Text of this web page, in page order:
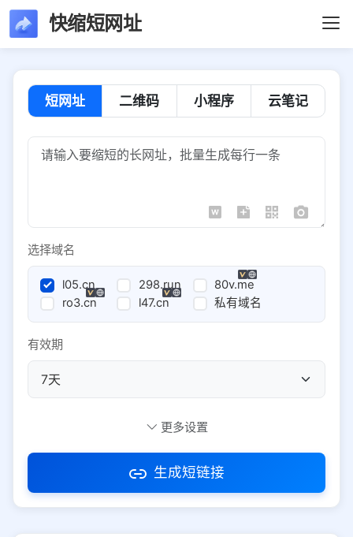
快缩短网址
短网址 二维码 小程序 云笔记
选择域名
l05.cn 298.run
80v.me
ro3.cn
l47.cn 私有域名
有效期
访问密码
更多设置
生成短链接